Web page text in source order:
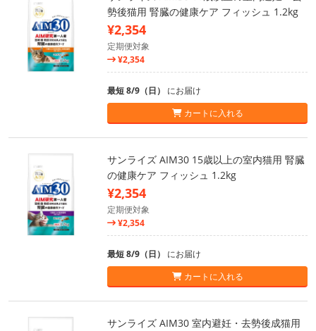
勢後猫用 腎臓の健康ケア フィッシュ 1.2kg
¥2,354
定期便対象
¥2,354
最短 8/9（日） にお届け
カートに入れる
サンライズ AIM30 15歳以上の室内猫用 腎臓
の健康ケア フィッシュ 1.2kg
¥2,354
定期便対象
¥2,354
最短 8/9（日） にお届け
カートに入れる
サンライズ AIM30 室内避妊・去勢後成猫用